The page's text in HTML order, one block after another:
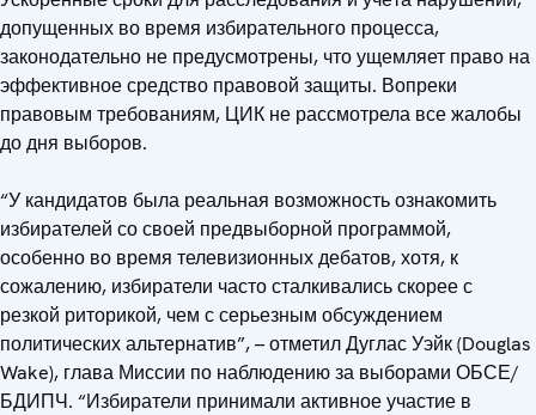
допущенных во время избирательного процесса,
законодательно не предусмотрены, что ущемляет право на
эффективное средство правовой защиты. Вопреки
правовым требованиям, ЦИК не рассмотрела все жалобы
до дня выборов.
“У кандидатов была реальная возможность ознакомить
избирателей со своей предвыборной программой,
особенно во время телевизионных дебатов, хотя, к
сожалению, избиратели часто сталкивались скорее с
резкой риторикой, чем с серьезным обсуждением
политических альтернатив”, – отметил Дуглас Уэйк (Douglas
Wake), глава Миссии по наблюдению за выборами ОБСЕ/
БДИПЧ. “Избиратели принимали активное участие в